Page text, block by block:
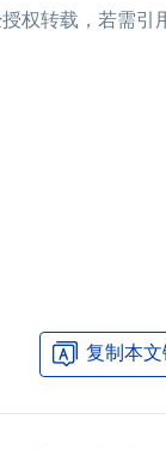
权转载，若需引
复制本